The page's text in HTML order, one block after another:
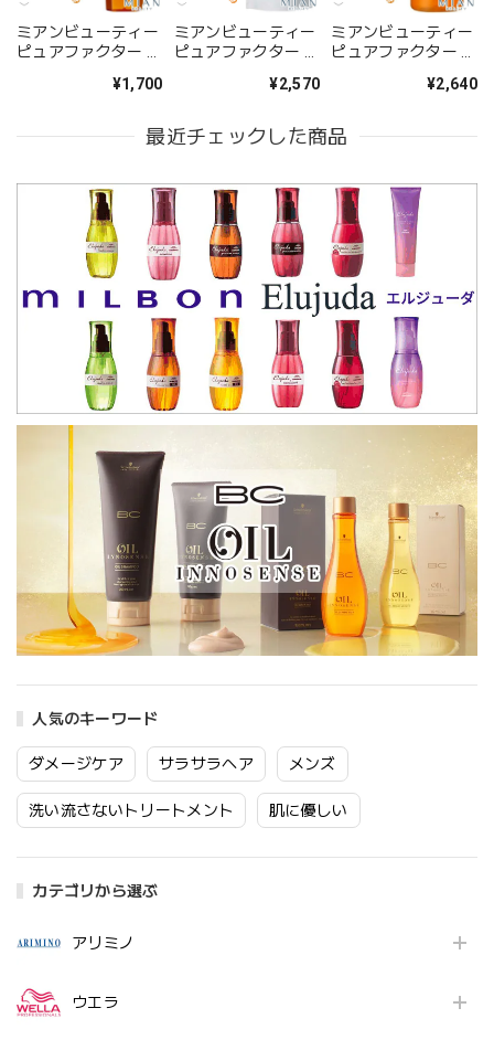
人気のキーワード
ダメージケア サラサラヘア メンズ
洗い流さないトリートメント 肌に優しい
カテゴリから選ぶ
アリミノ
ウエラ
ミアンビューティー
ピュアファクター シ
¥1,700
ミアンビューティー
ピュアファクター シ
¥2,570
ミアンビューティー
ピュアファクター シ
¥2,640
最近チェックした商品